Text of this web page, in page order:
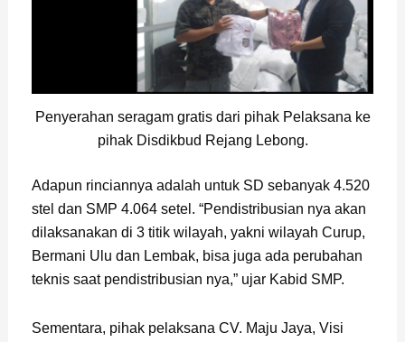
Penyerahan seragam gratis dari pihak Pelaksana ke
pihak Disdikbud Rejang Lebong.
Adapun rinciannya adalah untuk SD sebanyak 4.520
stel dan SMP 4.064 setel. “Pendistribusian nya akan
dilaksanakan di 3 titik wilayah, yakni wilayah Curup,
Bermani Ulu dan Lembak, bisa juga ada perubahan
teknis saat pendistribusian nya,” ujar Kabid SMP.
Sementara, pihak pelaksana CV. Maju Jaya, Visi